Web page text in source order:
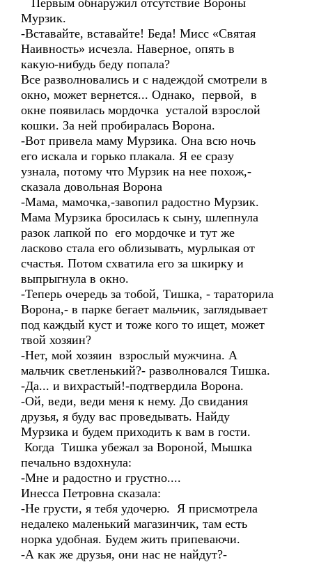
Первым обнаружил отсутствие Вороны
Мурзик.
-Вставайте, вставайте! Беда! Мисс «Святая
Наивность» исчезла. Наверное, опять в
какую-нибудь беду попала?
Все разволновались и с надеждой смотрели в
окно, может вернется... Однако, первой, в
окне появилась мордочка усталой взрослой
кошки. За ней пробиралась Ворона.
-Вот привела маму Мурзика. Она всю ночь
его искала и горько плакала. Я ее сразу
узнала, потому что Мурзик на нее похож,-
сказала довольная Ворона
-Мама, мамочка,-завопил радостно Мурзик.
Мама Мурзика бросилась к сыну, шлепнула
разок лапкой по его мордочке и тут же
ласково стала его облизывать, мурлыкая от
счастья. Потом схватила его за шкирку и
выпрыгнула в окно.
-Теперь очередь за тобой, Тишка, - тараторила
Ворона,- в парке бегает мальчик, заглядывает
под каждый куст и тоже кого то ищет, может
твой хозяин?
-Нет, мой хозяин взрослый мужчина. А
мальчик светленький?- разволновался Тишка.
-Да... и вихрастый!-подтвердила Ворона.
-Ой, веди, веди меня к нему. До свидания
друзья, я буду вас проведывать. Найду
Мурзика и будем приходить к вам в гости.
Когда Тишка убежал за Вороной, Мышка
печально вздохнула:
-Мне и радостно и грустно....
Инесса Петровна сказала:
-Не грусти, я тебя удочерю. Я присмотрела
недалеко маленький магазинчик, там есть
норка удобная. Будем жить припеваючи.
-А как же друзья, они нас не найдут?-